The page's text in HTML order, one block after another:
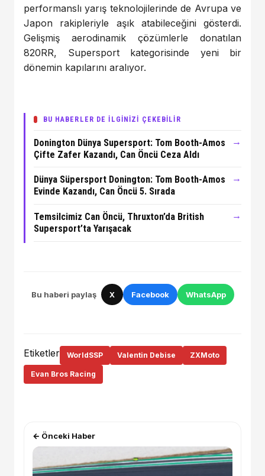
performanslı yarış teknolojilerinde de Avrupa ve
Japon rakipleriyle aşık atabileceğini gösterdi.
Gelişmiş aerodinamik çözümlerle donatılan
820RR, Supersport kategorisinde yeni bir
dönemin kapılarını aralıyor.
BU HABERLER DE İLGİNİZİ ÇEKEBİLİR
Donington Dünya Supersport: Tom Booth-Amos
Çifte Zafer Kazandı, Can Öncü Ceza Aldı
→
Dünya Süpersport Donington: Tom Booth-Amos
Evinde Kazandı, Can Öncü 5. Sırada
→
Temsilcimiz Can Öncü, Thruxton’da British
Supersport’ta Yarışacak
→
Bu haberi paylaş X Facebook WhatsApp
Etiketler WorldSSP Valentin Debise ZXMoto
Evan Bros Racing
← Önceki Haber